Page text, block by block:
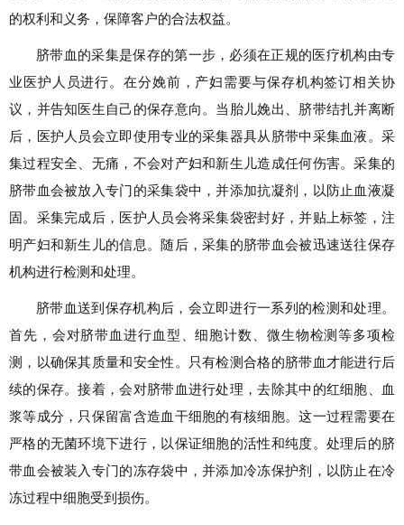
的权利和义务，保障客户的合法权益。
脐带血的采集是保存的第一步，必须在正规的医疗机构由专
业医护人员进行。在分娩前，产妇需要与保存机构签订相关协
议，并告知医生自己的保存意向。当胎儿娩出、脐带结扎并离断
后，医护人员会立即使用专业的采集器具从脐带中采集血液。采
集过程安全、无痛，不会对产妇和新生儿造成任何伤害。采集的
脐带血会被放入专门的采集袋中，并添加抗凝剂，以防止血液凝
固。采集完成后，医护人员会将采集袋密封好，并贴上标签，注
明产妇和新生儿的信息。随后，采集的脐带血会被迅速送往保存
机构进行检测和处理。
脐带血送到保存机构后，会立即进行一系列的检测和处理。
首先，会对脐带血进行血型、细胞计数、微生物检测等多项检
测，以确保其质量和安全性。只有检测合格的脐带血才能进行后
续的保存。接着，会对脐带血进行处理，去除其中的红细胞、血
浆等成分，只保留富含造血干细胞的有核细胞。这一过程需要在
严格的无菌环境下进行，以保证细胞的活性和纯度。处理后的脐
带血会被装入专门的冻存袋中，并添加冷冻保护剂，以防止在冷
冻过程中细胞受到损伤。